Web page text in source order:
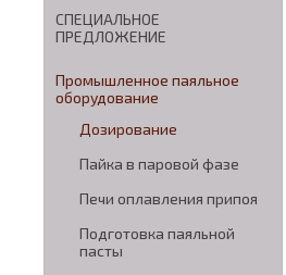
СПЕЦИАЛЬНОЕ
ПРЕДЛОЖЕНИЕ
Промышленное паяльное
оборудование
Дозирование
Пайка в паровой фазе
Печи оплавления припоя
Подготовка паяльной
пасты